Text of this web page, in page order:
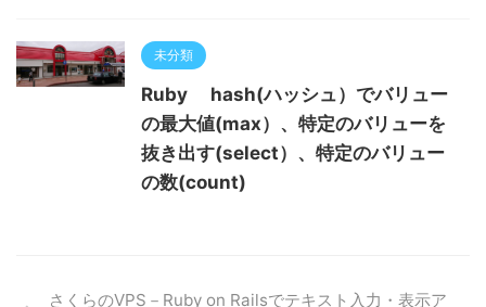
未分類
Ruby hash(ハッシュ）でバリュー
の最大値(max）、特定のバリューを
抜き出す(select）、特定のバリュー
の数(count)
さくらのVPS－Ruby on Railsでテキスト入力・表示ア